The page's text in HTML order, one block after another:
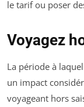
le tarif ou poser
Voyagez
La période à
un impact
voyageant hors